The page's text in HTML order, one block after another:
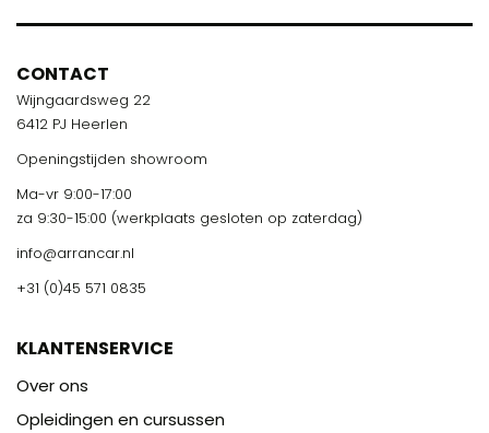
CONTACT
Wijngaardsweg 22
6412 PJ Heerlen
Openingstijden showroom
Ma-vr 9:00-17:00
za 9:30-15:00 (werkplaats gesloten op zaterdag)
info@arrancar.nl
+31 (0)45 571 0835
KLANTENSERVICE
Over ons
Opleidingen en cursussen